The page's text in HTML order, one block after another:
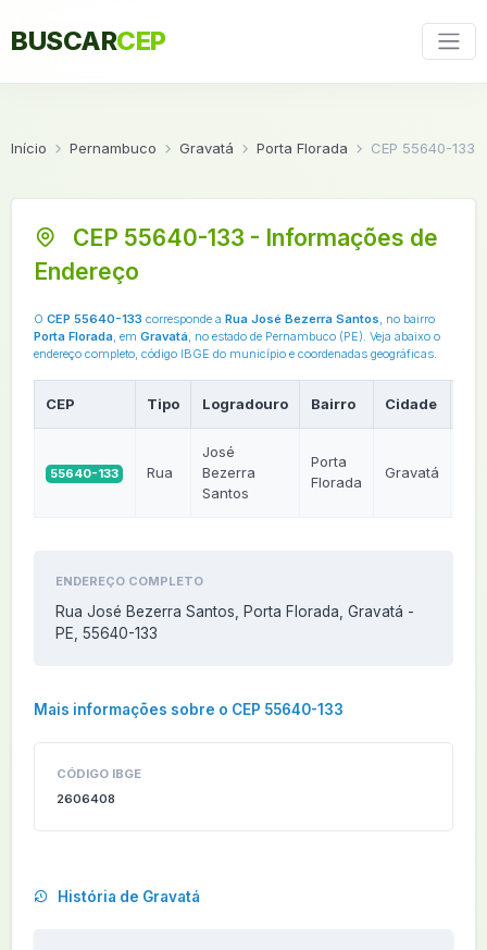
BUSCARCEP
Início Pernambuco Gravatá Porta Florada CEP 55640-133
CEP 55640-133 - Informações de
Endereço
O CEP 55640-133 corresponde a Rua José Bezerra Santos, no bairro
Porta Florada, em Gravatá, no estado de Pernambuco (PE). Veja abaixo o
endereço completo, código IBGE do município e coordenadas geográficas.
CEP Tipo Logradouro Bairro Cidade
55640-133 Rua
José
Bezerra
Santos
Porta
Florada
Gravatá
ENDEREÇO COMPLETO
Rua José Bezerra Santos, Porta Florada, Gravatá -
PE, 55640-133
Mais informações sobre o CEP 55640-133
CÓDIGO IBGE
2606408
História de Gravatá